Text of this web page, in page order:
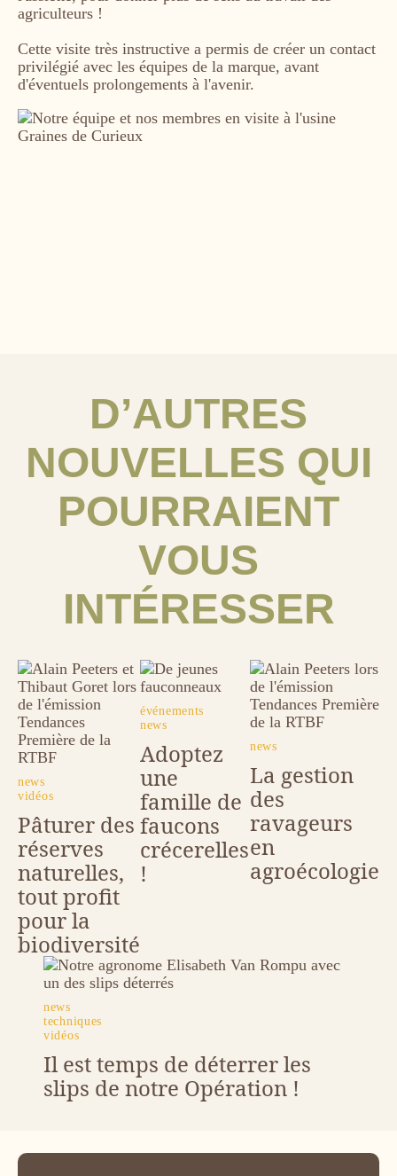
agriculteurs !
Cette visite très instructive a permis de créer un contact
privilégié avec les équipes de la marque, avant
d'éventuels prolongements à l'avenir.
Image
D’AUTRES
NOUVELLES QUI
POURRAIENT
VOUS
INTÉRESSER
Image
tags
news
vidéos
Pâturer des
réserves
naturelles,
tout profit
pour la
biodiversité
Image
tags
événements
news
Adoptez
une
famille de
faucons
crécerelles
!
Image
tags
news
La gestion
des
ravageurs
en
agroécologie
Image
tags
news
techniques
vidéos
Il est temps de déterrer les
slips de notre Opération !